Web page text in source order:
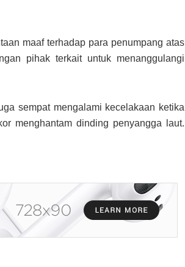
maaf terhadap para penumpang atas
pihak terkait untuk menanggulangi
sempat mengalami kecelakaan ketika
menghantam dinding penyangga laut.